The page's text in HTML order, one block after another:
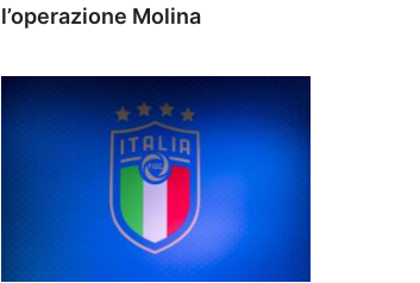
l’operazione Molina